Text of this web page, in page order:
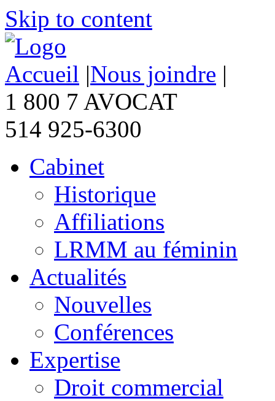
Skip to content
Accueil |Nous joindre |
1 800 7 AVOCAT
514 925-6300
Cabinet
Historique
Affiliations
LRMM au féminin
Actualités
Nouvelles
Conférences
Expertise
Droit commercial